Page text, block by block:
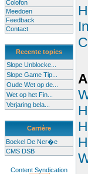
Colofon
Meedoen
Feedback
Contact
Recente topics
Slope Unblocke...
Slope Game Tip...
Oude Wet op de...
Wet op het Fin...
Verjaring bela...
Carrière
Boekel De Ner�e
CMS DSB
Content Syndication